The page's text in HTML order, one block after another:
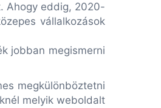
Ahogy eddig, 2020-
vállalkozások
jobban megismerni
megkülönböztetni
melyik weboldalt